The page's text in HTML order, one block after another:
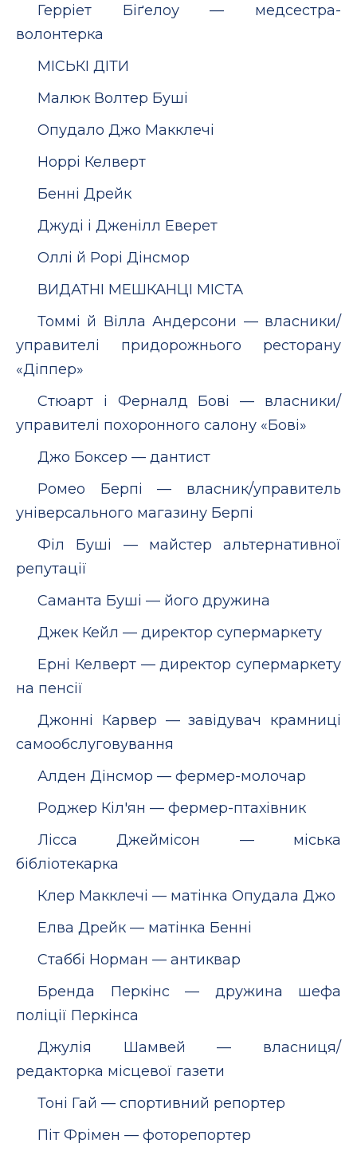
Герріет Біґелоу — медсестра-
волонтерка
МІСЬКІ ДІТИ
Малюк Волтер Буші
Опудало Джо Макклечі
Норрі Келверт
Бенні Дрейк
Джуді і Дженілл Еверет
Оллі й Рорі Дінсмор
ВИДАТНІ МЕШКАНЦІ МІСТА
Томмі й Вілла Андерсони — власники/
управителі придорожнього ресторану
«Діппер»
Стюарт і Ферналд Бові — власники/
управителі похоронного салону «Бові»
Джо Боксер — дантист
Ромео Берпі — власник/управитель
універсального магазину Берпі
Філ Буші — майстер альтернативної
репутації
Саманта Буші — його дружина
Джек Кейл — директор супермаркету
Ерні Келверт — директор супермаркету
на пенсії
Джонні Карвер — завідувач крамниці
самообслуговування
Алден Дінсмор — фермер-молочар
Роджер Кіл'ян — фермер-птахівник
Лicca Джеймісон — міська
бібліотекарка
Клер Макклечі — матінка Опудала Джо
Елва Дрейк — матінка Бенні
Стаббі Норман — антиквар
Бренда Перкінс — дружина шефа
поліції Перкінса
Джулія Шамвей — власниця/
редакторка місцевої газети
Тоні Гай — спортивний репортер
Піт Фрімен — фоторепортер